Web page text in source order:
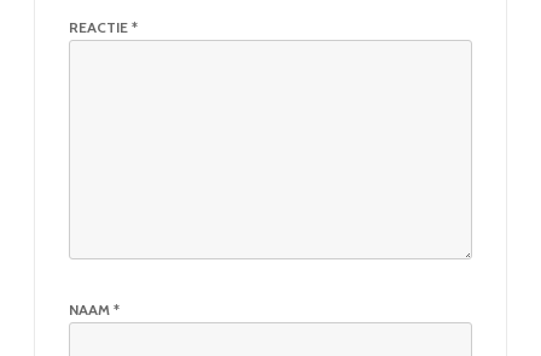
REACTIE *
NAAM *